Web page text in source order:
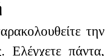
την
Ελέγχετε πάντα,